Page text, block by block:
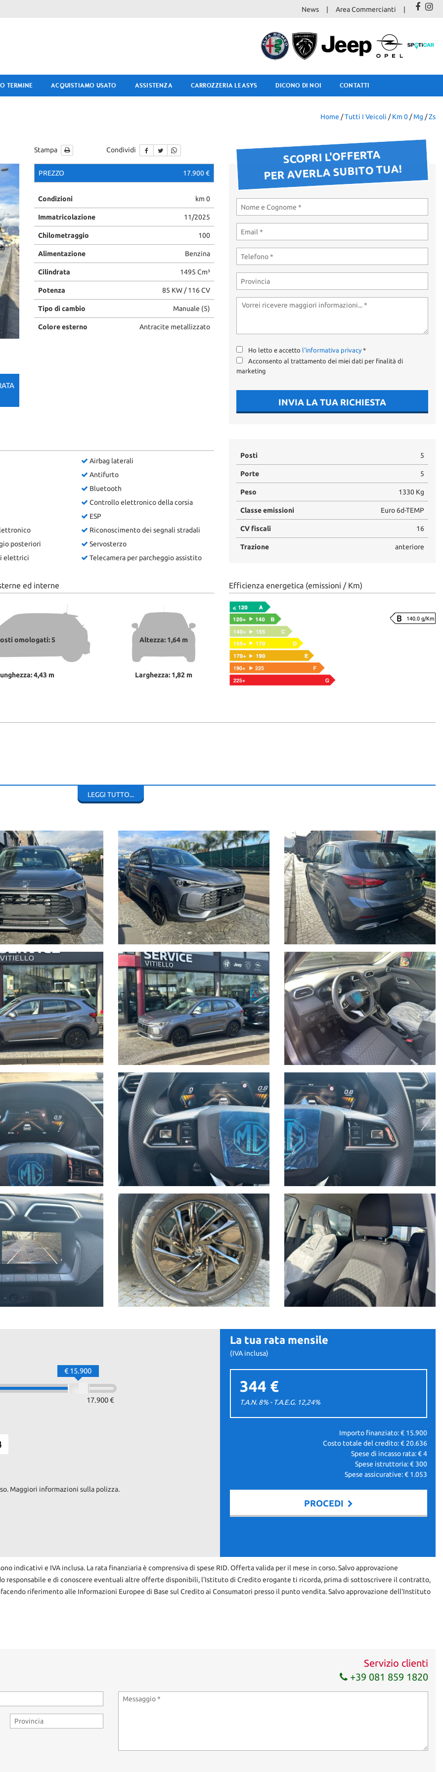
News Area Commercianti
TERMINE ACQUISTIAMO USATO ASSISTENZA CARROZZERIA LEASYS DICONO DI NOI CONTATTI
Home /Tutti I Veicoli /Km 0 /Mg /Zs
Stampa Condividi
PREZZO 17.900 €
Condizioni km 0
Immatricolazione 11/2025
Chilometraggio 100
Alimentazione Benzina
Cilindrata 1495 Cm³
Potenza 85 KW / 116 CV
Tipo di cambio Manuale (5)
Colore esterno Antracite metallizzato
SCOPRI L'OFFERTA
PER AVERLA SUBITO TUA!
Ho letto e accetto l'informativa privacy *
Acconsento al trattamento dei miei dati per finalità di
marketing
INVIA LA TUA RICHIESTA
posteriori
elettrici
Airbag laterali
Antifurto
Bluetooth
Controllo elettronico della corsia
ESP
Riconoscimento dei segnali stradali
Servosterzo
Telecamera per parcheggio assistito
Posti 5
Porte 5
Peso 1330 Kg
Classe emissioni Euro 6d-TEMP
CV fiscali 16
Trazione anteriore
ed interne
omologati: 5
4,43 m
Altezza: 1,64 m
Larghezza: 1,82 m
Efficienza energetica (emissioni / Km)
140.0 g/Km
LEGGI TUTTO...
17.900 €
€ 15.900
Maggiori informazioni sulla polizza.
La tua rata mensile
(IVA inclusa)
344 €
T.A.N. 8% - T.A.E.G. 12,24%
Importo finanziato: € 15.900
Costo totale del credito: € 20.636
Spese di incasso rata: €4
Spese istruttoria: € 300
Spese assicurative: € 1.053
PROCEDI
indicativi e IVA inclusa. La rata finanziaria è comprensiva di spese RID. Offerta valida per il mese in corso. Salvo approvazione
responsabile e di conoscere eventuali altre offerte disponibili, l'Istituto di Credito erogante ti ricorda, prima di sottoscrivere il contratto,
riferimento alle Informazioni Europee di Base sul Credito ai Consumatori presso il punto vendita. Salvo approvazione dell'Instituto
Servizio clienti
+39 081 859 1820